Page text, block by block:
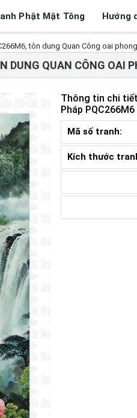
Phật Mật Tông Hướng
tôn dung Quan Công oai
DUNG QUAN CÔNG OAI
Thông tin chi
Pháp PQC266M6
Mã số tranh:
Kích thước